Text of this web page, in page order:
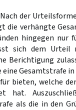
der
die verhängte
hingegen nur
sich dem
Berichtigung
Gesamtstrafe
bieten, welche
hat.
als die in den